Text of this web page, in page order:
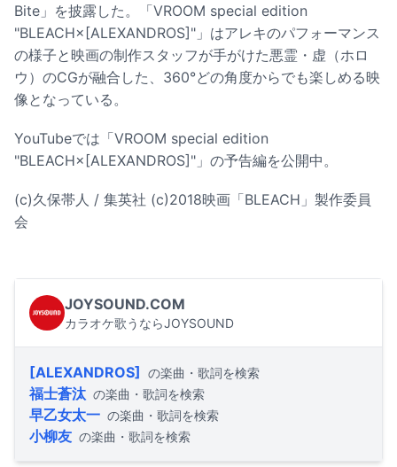
Bite」を披露した。「VROOM special edition
"BLEACH×[ALEXANDROS]"」はアレキのパフォーマンス
の様子と映画の制作スタッフが手がけた悪霊・虚（ホロ
ウ）のCGが融合した、360°どの角度からでも楽しめる映
像となっている。
YouTubeでは「VROOM special edition
"BLEACH×[ALEXANDROS]"」の予告編を公開中。
​(c)久保帯人 / 集英社 (c)2018映画「BLEACH」製作委員
会
JOYSOUND.COM
カラオケ歌うならJOYSOUND
[ALEXANDROS] の楽曲・歌詞を検索
福士蒼汰 の楽曲・歌詞を検索
早乙女太一 の楽曲・歌詞を検索
小柳友 の楽曲・歌詞を検索